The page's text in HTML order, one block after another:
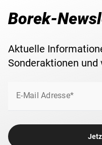
Borek-
Aktuelle
Sonderaktionen und
E-Mail Adresse*